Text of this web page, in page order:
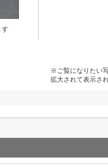
す
※ご覧になりたい
拡大されて表示され